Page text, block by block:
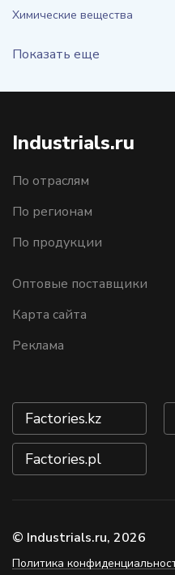
Химические вещества
Показать еще
Industrials.ru
По отраслям
По регионам
По продукции
Оптовые поставщики
Карта сайта
Реклама
Factories.kz
Factories.pl
© Industrials.ru, 2026
Политика